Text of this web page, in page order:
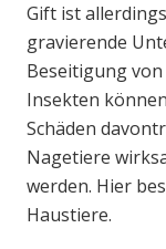
Gift ist
gravierende
Beseitigung
Insekten
Schäden
Nagetiere
werden. Hier
Haustiere.